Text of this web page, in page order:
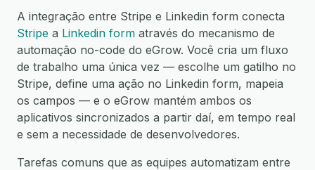
A integração entre Stripe e Linkedin form conecta
Stripe a Linkedin form através do mecanismo de
automação no-code do eGrow. Você cria um fluxo
de trabalho uma única vez — escolhe um gatilho no
Stripe, define uma ação no Linkedin form, mapeia
os campos — e o eGrow mantém ambos os
aplicativos sincronizados a partir daí, em tempo real
e sem a necessidade de desenvolvedores.
Tarefas comuns que as equipes automatizam entre